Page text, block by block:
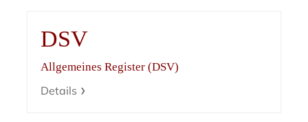
DSV
Allgemeines Register (DSV)
Details